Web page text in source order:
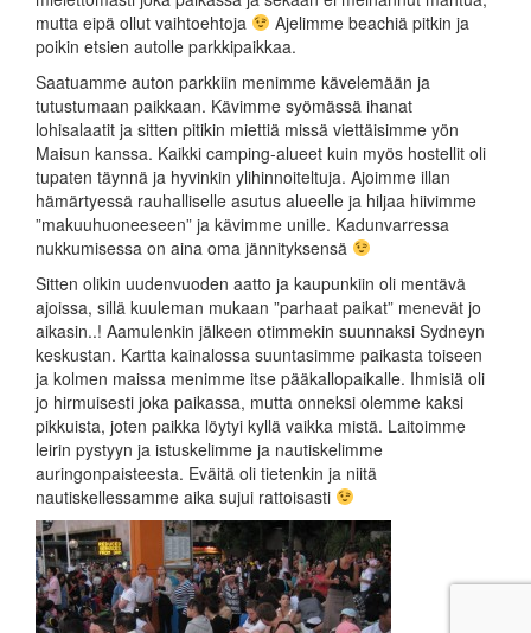
mutta eipä ollut vaihtoehtoja
Ajelimme beachiä pitkin ja
poikin etsien autolle parkkipaikkaa.
Saatuamme auton parkkiin menimme kävelemään ja
tutustumaan paikkaan. Kävimme syömässä ihanat
lohisalaatit ja sitten pitikin miettiä missä viettäisimme yön
Maisun kanssa. Kaikki camping-alueet kuin myös hostellit oli
tupaten täynnä ja hyvinkin ylihinnoiteltuja. Ajoimme illan
hämärtyessä rauhalliselle asutus alueelle ja hiljaa hiivimme
”makuuhuoneeseen” ja kävimme unille. Kadunvarressa
nukkumisessa on aina oma jännityksensä
Sitten olikin uudenvuoden aatto ja kaupunkiin oli mentävä
ajoissa, sillä kuuleman mukaan ”parhaat paikat” menevät jo
aikasin..! Aamulenkin jälkeen otimmekin suunnaksi Sydneyn
keskustan. Kartta kainalossa suuntasimme paikasta toiseen
ja kolmen maissa menimme itse pääkallopaikalle. Ihmisiä oli
jo hirmuisesti joka paikassa, mutta onneksi olemme kaksi
pikkuista, joten paikka löytyi kyllä vaikka mistä. Laitoimme
leirin pystyyn ja istuskelimme ja nautiskelimme
auringonpaisteesta. Eväitä oli tietenkin ja niitä
nautiskellessamme aika sujui rattoisasti